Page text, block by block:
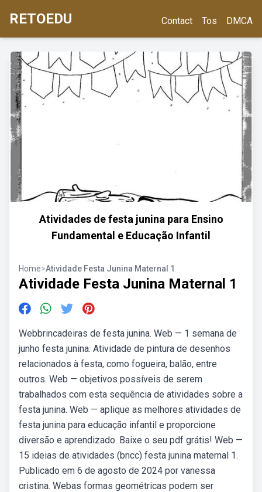
RETOEDU Contact Tos DMCA
Atividades de festa junina para Ensino
Fundamental e Educação Infantil
Home>Atividade Festa Junina Maternal 1
Atividade Festa Junina Maternal 1
Webbrincadeiras de festa junina. Web — 1 semana de
junho festa junina. Atividade de pintura de desenhos
relacionados à festa, como fogueira, balão, entre
outros. Web — objetivos possíveis de serem
trabalhados com esta sequência de atividades sobre a
festa junina. Web — aplique as melhores atividades de
festa junina para educação infantil e proporcione
diversão e aprendizado. Baixe o seu pdf grátis! Web —
15 ideias de atividades (bncc) festa junina maternal 1.
Publicado em 6 de agosto de 2024 por vanessa
cristina. Webas formas geométricas podem ser